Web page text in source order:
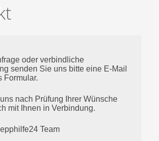
oder verbindliche
senden Sie uns bitte eine E-Mail
Formular.
nach Prüfung Ihrer Wünsche
mit Ihnen in Verbindung.
Team